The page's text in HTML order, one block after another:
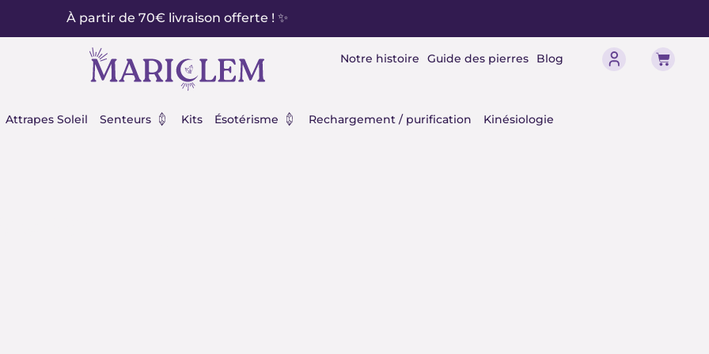
À partir de 70€ livraison offerte ! ✨
Notre histoire Guide des pierres Blog Panier
Attrapes Soleil Senteurs Ouvrir Senteurs
Kits Ésotérisme Ouvrir Ésotérisme
Rechargement / purification Kinésiologie